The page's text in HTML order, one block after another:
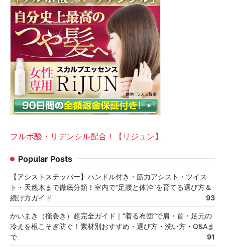
フルボ酸・リデンシル配合！【リジュン】
Popular Posts
【アシストステッパー】ハンドル付き・筋力アシスト・ツイス
ト・天然木まで徹底分類！室内で“足腰と体幹”を育てる選び方＆
続け方ガイド
93
かいまき（掻巻き）超完全ガイド｜“着る布団”で肩・首・足元の
冷えを根こそぎ防ぐ！素材別おすすめ・選び方・洗い方・Q&Aま
で
91